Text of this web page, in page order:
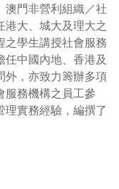
澳門非營利組織／社
大、城大及理大之
之學生講授社會服務
中國內地、香港及
外，亦致力籌辦多項
服務機構之員工參
實務經驗，編撰了